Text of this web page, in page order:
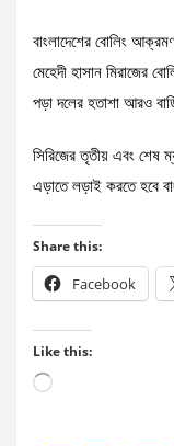
বাংলাদেশের বোলিং
মেহেদী হাসান মিরাজের
পড়া দলের হতাশা আরও
সিরিজের তৃতীয় এবং শেষ
এড়াতে লড়াই করতে হবে
Share this:
Facebook
Like this:
Loading…